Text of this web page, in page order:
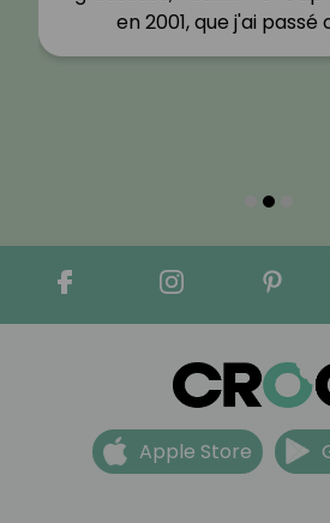
en 2001, que j'ai passé
Apple Store